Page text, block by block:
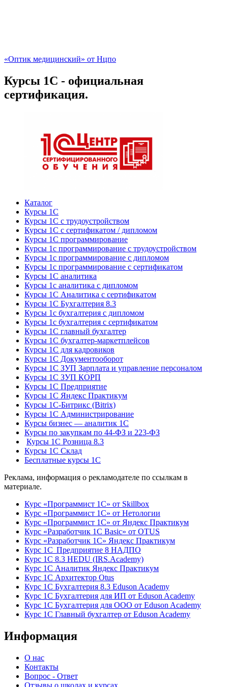
«Оптик медицинский» от Нцпо
Курсы 1С - официальная
сертификация.
Каталог
Курсы 1С
Курсы 1С с трудоустройством
Курсы 1С с сертификатом / дипломом
Курсы 1С программирование
Курсы 1с программирование с трудоустройством
Курсы 1с программирование с дипломом
Курсы 1с программирование с сертификатом
Курсы 1С аналитика
Курсы 1с аналитика с дипломом
Курсы 1С Аналитика с сертификатом
Курсы 1С Бухгалтерия 8.3
Курсы 1с бухгалтерия с дипломом
Курсы 1с бухгалтерия с сертификатом
Курсы 1С главный бухгалтер
Курсы 1С бухгалтер-маркетплейсов
Курсы 1С для кадровиков
Курсы 1С Документооборот
Курсы 1С ЗУП Зарплата и управление персоналом
Курсы 1С ЗУП КОРП
Курсы 1С Предприятие
Курсы 1С Яндекс Практикум
Курсы 1С-Битрикс (Bitrix)
Курсы 1С Администрирование
Курсы бизнес — аналитик 1С
Курсы по закупкам по 44‑ФЗ и 223‑ФЗ
Курсы 1С Розница 8.3
Курсы 1С Склад
Бесплатные курсы 1С
Реклама, информация о рекламодателе по ссылкам в
материале.
Курс «Программист 1С» от Skillbox
Курс «Программист 1С» от Нетологии
Курс «Программист 1С» от Яндекс Практикум
Курс «Разработчик 1С Basic» от OTUS
Курс «Разработчик 1С» Яндекс Практикум
Курс 1С Предприятие 8 НАДПО
Курс 1С 8.3 HEDU (IRS.Academy)
Курс 1С Аналитик Яндекс Практикум
Курс 1С Архитектор Otus
Курс 1С Бухгалтерия 8.3 Eduson Academy
Курс 1С Бухгалтерия для ИП от Eduson Academy
Курс 1С Бухгалтерия для ООО от Eduson Academy
Курс 1С Главный бухгалтер от Eduson Academy
Информация
О нас
Контакты
Вопрос - Ответ
Отзывы о школах и курсах